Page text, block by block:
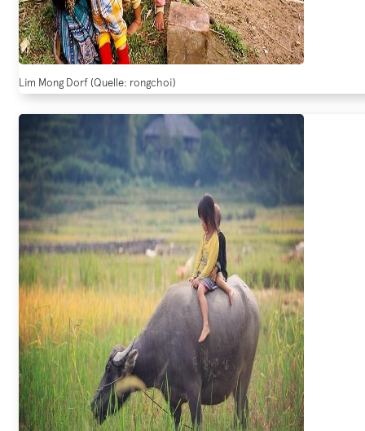
Lim Mong Dorf (Quelle: rongchoi)